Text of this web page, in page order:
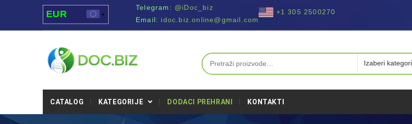
EUR
USD
UAH
MDL
Telegram: @iDoc_biz
Email: idoc.biz.online@gmail.com
+1 305 2500270
CATALOG KATEGORIJE DODACI PREHRANI KONTAKTI